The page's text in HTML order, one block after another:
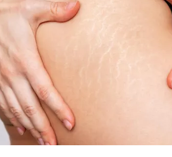
Tedaviler
SP
Nx Line
Lazer
Lazer
Epilasyon
Lazer
Lazer
Dövme Silme
Kılcal Damar
Genital
Yanak Dolgusu
Alın Dolgusu
CoolSculpting – Soğuk
Lipoliz
Çatlak Tedavisi